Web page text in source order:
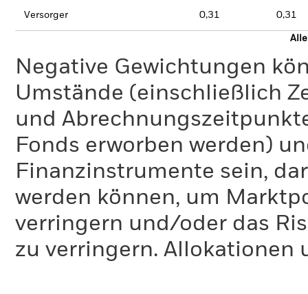
Versorger 0,31 0,31
Negative Gewichtungen
Umstände (einschließlich
und
Fonds erworben werden)
Finanzinstrumente sein,
werden können, um
verringern und/oder das
zu verringern. Allokationen